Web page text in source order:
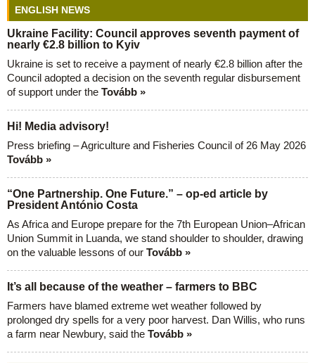
ENGLISH NEWS
Ukraine Facility: Council approves seventh payment of
nearly €2.8 billion to Kyiv
Ukraine is set to receive a payment of nearly €2.8 billion after the
Council adopted a decision on the seventh regular disbursement
of support under the Tovább »
Hi! Media advisory!
Press briefing – Agriculture and Fisheries Council of 26 May 2026
Tovább »
“One Partnership. One Future.” – op-ed article by
President António Costa
As Africa and Europe prepare for the 7th European Union–African
Union Summit in Luanda, we stand shoulder to shoulder, drawing
on the valuable lessons of our Tovább »
It’s all because of the weather – farmers to BBC
Farmers have blamed extreme wet weather followed by
prolonged dry spells for a very poor harvest. Dan Willis, who runs
a farm near Newbury, said the Tovább »